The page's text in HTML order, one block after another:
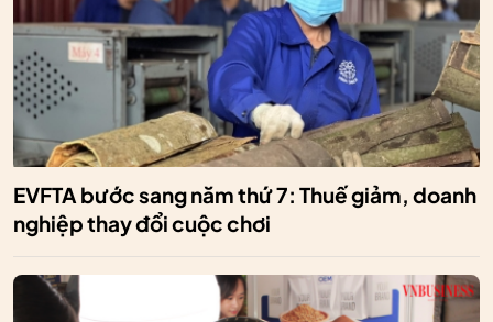
EVFTA bước sang năm thứ 7: Thuế giảm, doanh
nghiệp thay đổi cuộc chơi